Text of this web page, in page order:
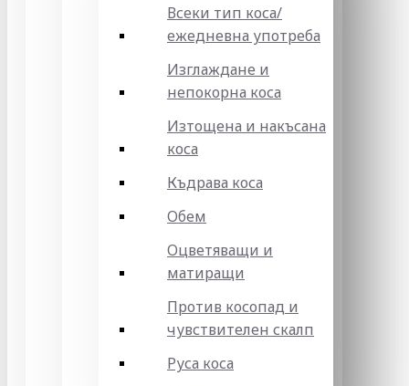
Всеки тип коса/
ежедневна употреба
Изглаждане и
непокорна коса
Изтощена и накъсана
коса
Къдрава коса
Обем
Оцветяващи и
матиращи
Против косопад и
чувствителен скалп
Руса коса